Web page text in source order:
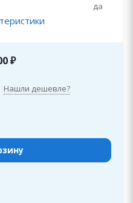
да
₽
Нашли дешевле?